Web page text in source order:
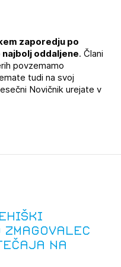
imenom in geslom.
zaporedju po
oddaljene. Člani
povzemamo
tudi na svoj
Novičnik urejate v
na
se naročite na
naslov.